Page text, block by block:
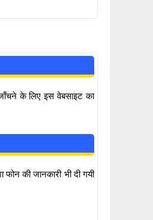
के लिए इस वेबसाइट का
की जानकारी भी दी गयी